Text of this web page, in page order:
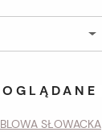
SŁOWACKA